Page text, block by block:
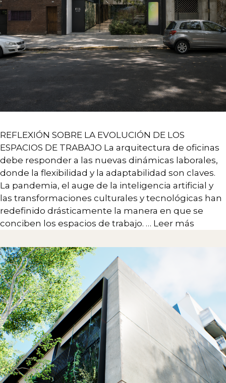
REFLEXIÓN SOBRE LA EVOLUCIÓN DE LOS
ESPACIOS DE TRABAJO La arquitectura de oficinas
debe responder a las nuevas dinámicas laborales,
donde la flexibilidad y la adaptabilidad son claves.
La pandemia, el auge de la inteligencia artificial y
las transformaciones culturales y tecnológicas han
redefinido drásticamente la manera en que se
conciben los espacios de trabajo. … Leer más